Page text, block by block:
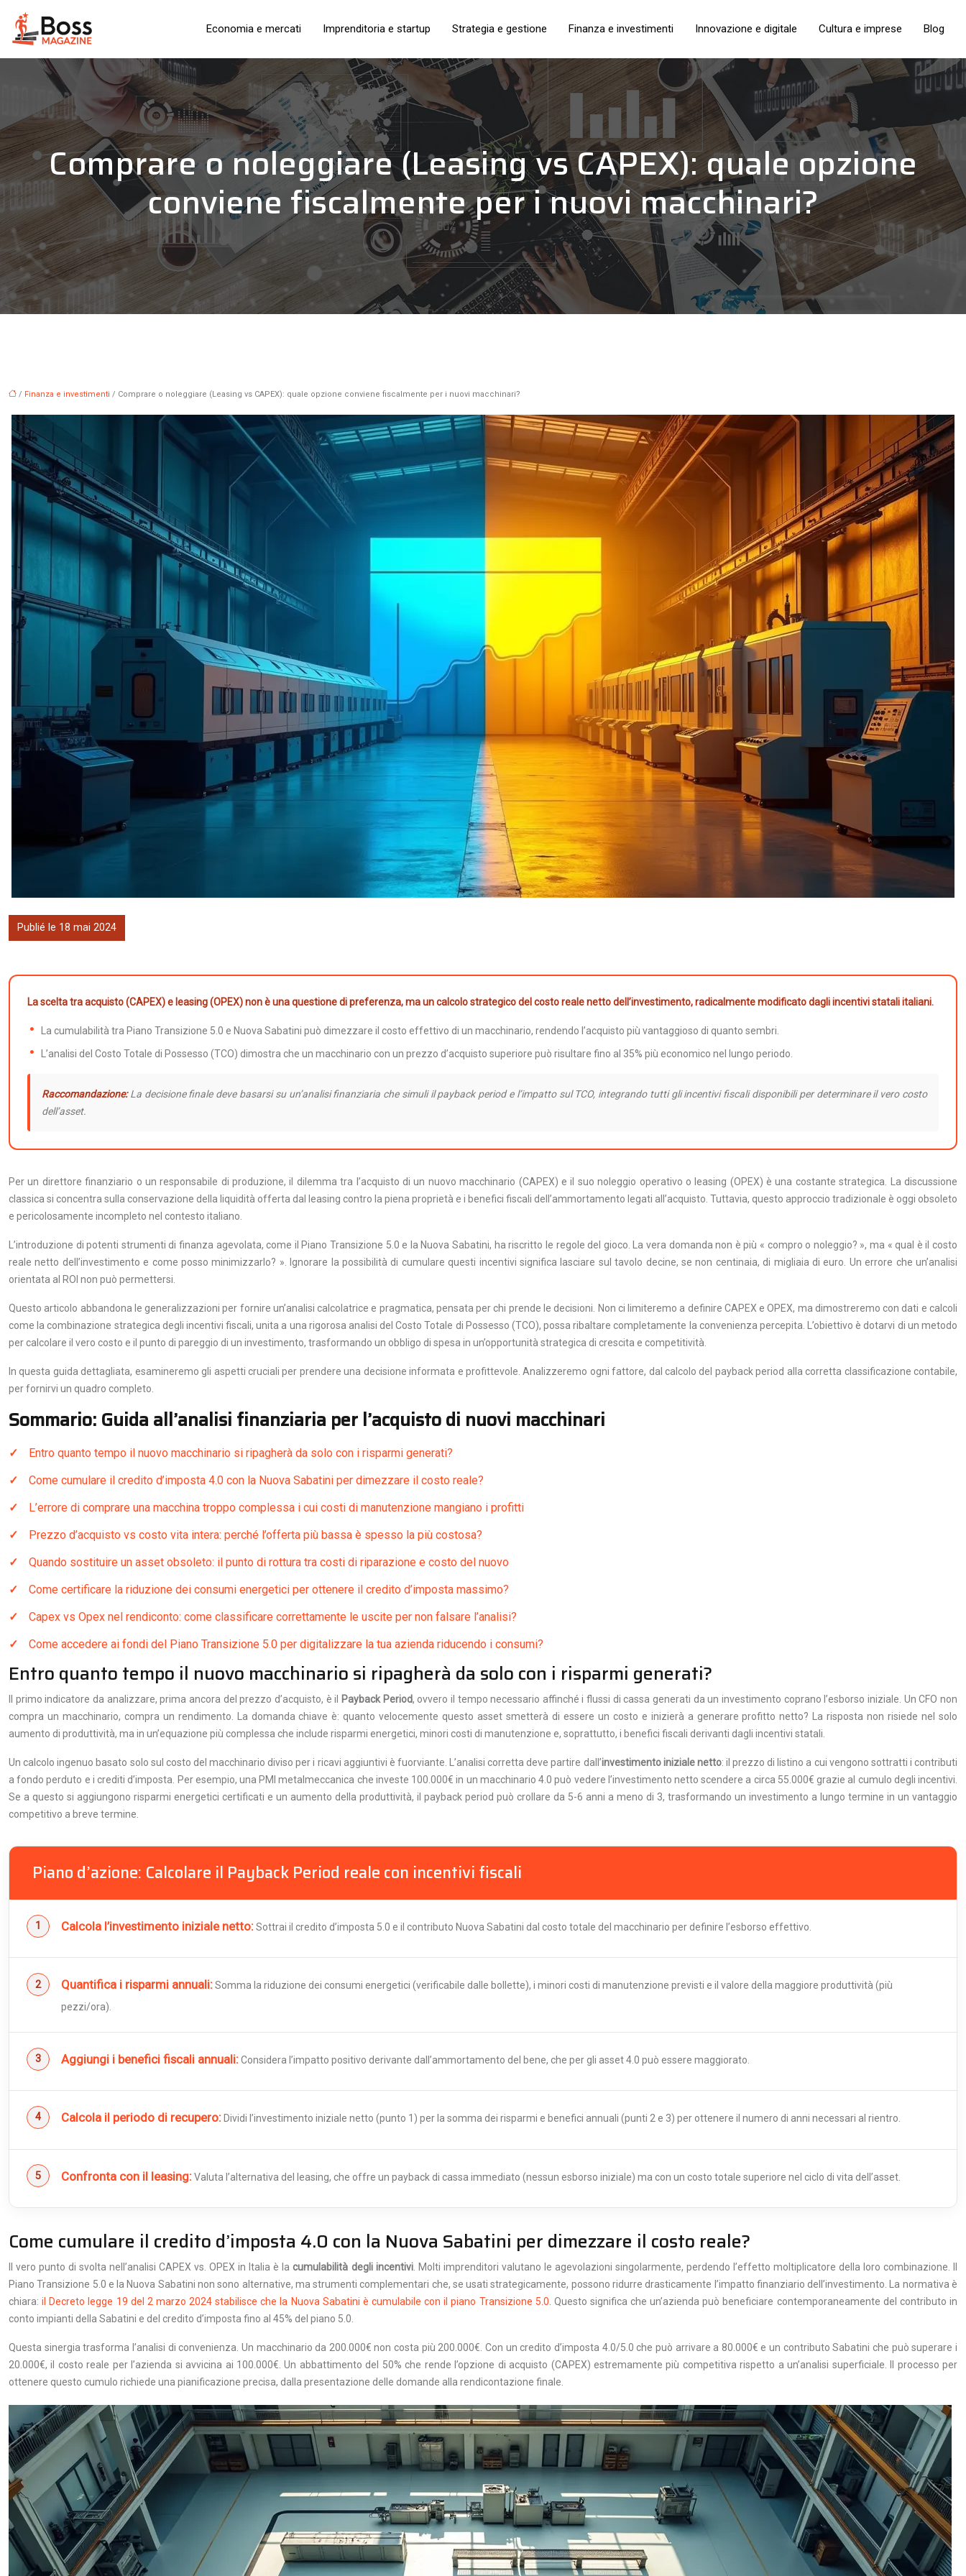
Economia e mercati Imprenditoria e startup Strategia e gestione Finanza e investimenti Innovazione e digitale Cultura e imprese Blog
Comprare o noleggiare (Leasing vs CAPEX): quale opzione
conviene fiscalmente per i nuovi macchinari?
/ Finanza e investimenti / Comprare o noleggiare (Leasing vs CAPEX): quale opzione conviene fiscalmente per i nuovi macchinari?
Publié le 18 mai 2024
La scelta tra acquisto (CAPEX) e leasing (OPEX) non è una questione di preferenza, ma un calcolo strategico del costo reale netto dell’investimento, radicalmente modificato dagli incentivi statali italiani.
La cumulabilità tra Piano Transizione 5.0 e Nuova Sabatini può dimezzare il costo effettivo di un macchinario, rendendo l’acquisto più vantaggioso di quanto sembri.
L’analisi del Costo Totale di Possesso (TCO) dimostra che un macchinario con un prezzo d’acquisto superiore può risultare fino al 35% più economico nel lungo periodo.
Raccomandazione:La decisione finale deve basarsi su un’analisi finanziaria che simuli il payback period e l’impatto sul TCO, integrando tutti gli incentivi fiscali disponibili per determinare il vero costo
dell’asset.
Per un direttore finanziario o un responsabile di produzione, il dilemma tra l’acquisto di un nuovo macchinario (CAPEX) e il suo noleggio operativo o leasing (OPEX) è una costante strategica. La discussione
classica si concentra sulla conservazione della liquidità offerta dal leasing contro la piena proprietà e i benefici fiscali dell’ammortamento legati all’acquisto. Tuttavia, questo approccio tradizionale è oggi obsoleto
e pericolosamente incompleto nel contesto italiano.
L’introduzione di potenti strumenti di finanza agevolata, come il Piano Transizione 5.0 e la Nuova Sabatini, ha riscritto le regole del gioco. La vera domanda non è più « compro o noleggio? », ma « qual è il costo
reale netto dell’investimento e come posso minimizzarlo? ». Ignorare la possibilità di cumulare questi incentivi significa lasciare sul tavolo decine, se non centinaia, di migliaia di euro. Un errore che un’analisi
orientata al ROI non può permettersi.
Questo articolo abbandona le generalizzazioni per fornire un’analisi calcolatrice e pragmatica, pensata per chi prende le decisioni. Non ci limiteremo a definire CAPEX e OPEX, ma dimostreremo con dati e calcoli
come la combinazione strategica degli incentivi fiscali, unita a una rigorosa analisi del Costo Totale di Possesso (TCO), possa ribaltare completamente la convenienza percepita. L’obiettivo è dotarvi di un metodo
per calcolare il vero costo e il punto di pareggio di un investimento, trasformando un obbligo di spesa in un’opportunità strategica di crescita e competitività.
In questa guida dettagliata, esamineremo gli aspetti cruciali per prendere una decisione informata e profittevole. Analizzeremo ogni fattore, dal calcolo del payback period alla corretta classificazione contabile,
per fornirvi un quadro completo.
Sommario: Guida all’analisi finanziaria per l’acquisto di nuovi macchinari
Entro quanto tempo il nuovo macchinario si ripagherà da solo con i risparmi generati?
Come cumulare il credito d’imposta 4.0 con la Nuova Sabatini per dimezzare il costo reale?
L’errore di comprare una macchina troppo complessa i cui costi di manutenzione mangiano i profitti
Prezzo d’acquisto vs costo vita intera: perché l’offerta più bassa è spesso la più costosa?
Quando sostituire un asset obsoleto: il punto di rottura tra costi di riparazione e costo del nuovo
Come certificare la riduzione dei consumi energetici per ottenere il credito d’imposta massimo?
Capex vs Opex nel rendiconto: come classificare correttamente le uscite per non falsare l’analisi?
Come accedere ai fondi del Piano Transizione 5.0 per digitalizzare la tua azienda riducendo i consumi?
Entro quanto tempo il nuovo macchinario si ripagherà da solo con i risparmi generati?
Il primo indicatore da analizzare, prima ancora del prezzo d’acquisto, è il Payback Period, ovvero il tempo necessario affinché i flussi di cassa generati da un investimento coprano l’esborso iniziale. Un CFO non
compra un macchinario, compra un rendimento. La domanda chiave è: quanto velocemente questo asset smetterà di essere un costo e inizierà a generare profitto netto? La risposta non risiede nel solo
aumento di produttività, ma in un’equazione più complessa che include risparmi energetici, minori costi di manutenzione e, soprattutto, i benefici fiscali derivanti dagli incentivi statali.
Un calcolo ingenuo basato solo sul costo del macchinario diviso per i ricavi aggiuntivi è fuorviante. L’analisi corretta deve partire dall’investimento iniziale netto: il prezzo di listino a cui vengono sottratti i contributi
a fondo perduto e i crediti d’imposta. Per esempio, una PMI metalmeccanica che investe 100.000€ in un macchinario 4.0 può vedere l’investimento netto scendere a circa 55.000€ grazie al cumulo degli incentivi.
Se a questo si aggiungono risparmi energetici certificati e un aumento della produttività, il payback period può crollare da 5-6 anni a meno di 3, trasformando un investimento a lungo termine in un vantaggio
competitivo a breve termine.
Piano d’azione: Calcolare il Payback Period reale con incentivi fiscali
Calcola l’investimento iniziale netto:Sottrai il credito d’imposta 5.0 e il contributo Nuova Sabatini dal costo totale del macchinario per definire l’esborso effettivo.
Quantifica i risparmi annuali:Somma la riduzione dei consumi energetici (verificabile dalle bollette), i minori costi di manutenzione previsti e il valore della maggiore produttività (più
pezzi/ora).
Aggiungi i benefici fiscali annuali:Considera l’impatto positivo derivante dall’ammortamento del bene, che per gli asset 4.0 può essere maggiorato.
Calcola il periodo di recupero: Dividi l’investimento iniziale netto (punto 1) per la somma dei risparmi e benefici annuali (punti 2 e 3) per ottenere il numero di anni necessari al rientro.
Confronta con il leasing:Valuta l’alternativa del leasing, che offre un payback di cassa immediato (nessun esborso iniziale) ma con un costo totale superiore nel ciclo di vita dell’asset.
Come cumulare il credito d’imposta 4.0 con la Nuova Sabatini per dimezzare il costo reale?
Il vero punto di svolta nell’analisi CAPEX vs. OPEX in Italia è lacumulabilità degli incentivi. Molti imprenditori valutano le agevolazioni singolarmente, perdendo l’effetto moltiplicatore della loro combinazione. Il
Piano Transizione 5.0 e la Nuova Sabatini non sono alternative, ma strumenti complementari che, se usati strategicamente, possono ridurre drasticamente l’impatto finanziario dell’investimento. La normativa è
chiara:il Decreto legge 19 del 2 marzo 2024 stabilisce che la Nuova Sabatini è cumulabile con il piano Transizione 5.0 . Questo significa che un’azienda può beneficiare contemporaneamente del contributo in
conto impianti della Sabatini e del credito d’imposta fino al 45% del piano 5.0.
Questa sinergia trasforma l’analisi di convenienza. Un macchinario da 200.000€ non costa più 200.000€. Con un credito d’imposta 4.0/5.0 che può arrivare a 80.000€ e un contributo Sabatini che può superare i
20.000€, il costo reale per l’azienda si avvicina ai 100.000€. Un abbattimento del 50% che rende l’opzione di acquisto (CAPEX) estremamente più competitiva rispetto a un’analisi superficiale. Il processo per
ottenere questo cumulo richiede una pianificazione precisa, dalla presentazione delle domande alla rendicontazione finale.